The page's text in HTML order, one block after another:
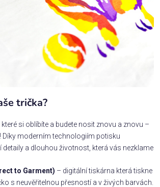
trička?
si oblíbíte a budete nosit znovu a znovu –
Díky moderním technologiím potisku
detaily a dlouhou životnost, která vás nezklame
to Garment) – digitální tiskárna která tiskne
s neuvěřitelnou přesností a v živých barvách.